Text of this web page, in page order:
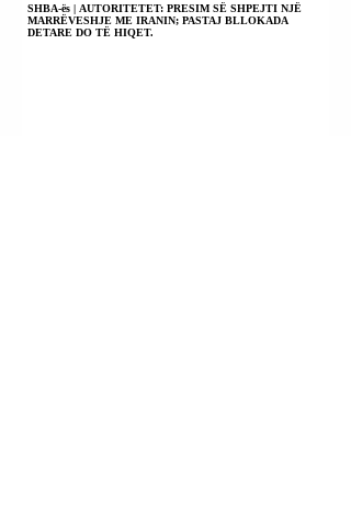
SHBA-ës | AUTORITETET: PRESIM SË SHPEJTI NJË
MARRËVESHJE ME IRANIN; PASTAJ BLLOKADA
DETARE DO TË HIQET.